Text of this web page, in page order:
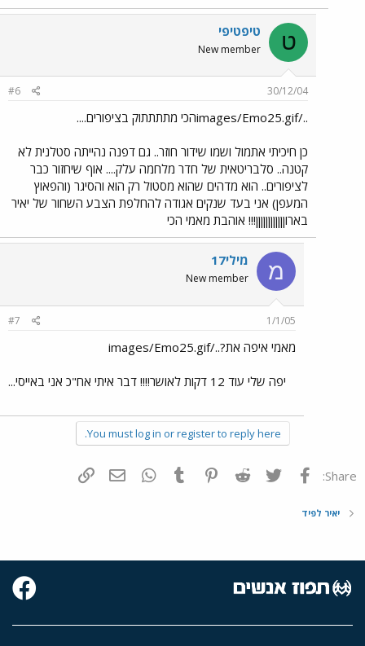
ט טיפטיפי
New member
30/12/04
#6
../images/Emo25.gifהכי מתתתתוק בציפורים....
כן חיכיתי אתמול ושמו שידור חוזר.. גם דפנה נהייתה סטלנית לא
קטנה.. סלבריטאית של חדר מלחמה עלק.... אוף שיחזור כבר
לציפורים.. הוא מדהים שהוא מסטול רק הוא והסיגר (והפאוץ
המעפן) אני בעד שנקים אגודה להחלפת הצבע השחור של יאיר
בארוןןןןןןןןןןןן!!! אוהבת מאמי הכי
מ מילי17
New member
1/1/05
#7
מאמי איפה את?../images/Emo25.gif
יפה שלי עוד 12 דקות לאושר!!!! דבר איתי אח"כ אני באייסי...
You must log in or register to reply here.
Share: פייסבוק Twitter
Reddit
Pinterest
Tumblr
WhatsAppדואר אלקטרוני
יאיר לפיד